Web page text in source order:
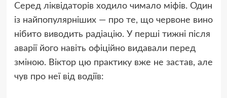
Серед ліквідаторів ходило чимало міфів. Один
із найпопулярніших — про те, що червоне вино
нібито виводить радіацію. У перші тижні після
аварії його навіть офіційно видавали перед
зміною. Віктор цю практику вже не застав, але
чув про неї від водіїв: